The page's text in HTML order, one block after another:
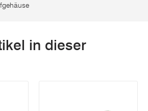
in dieser